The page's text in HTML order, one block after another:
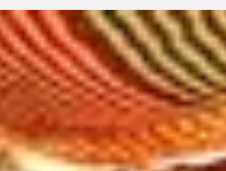
catene di approvvigionamento globali.
Posizionato al crocevia tra Asia, Europa e
Africa, una nuova ondata di espansione
logistica, localizzazione industriale e
diversificazione delle esportazioni sta
rimodellando il ruolo del Sultanato nelle
catene di approvvigionamento globali,
mentre investimenti su larga scala e riforme
politiche convergono per guidare la crescita
lungo termine